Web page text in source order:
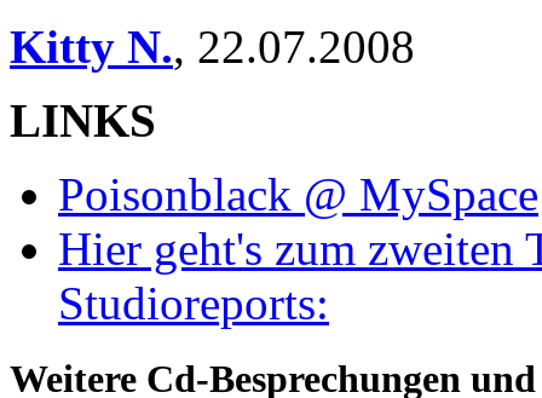
Kitty N., 22.07.2008
LINKS
Poisonblack @ MySpace
Hier geht's zum zweiten
Studioreports:
Weitere Cd-Besprechungen